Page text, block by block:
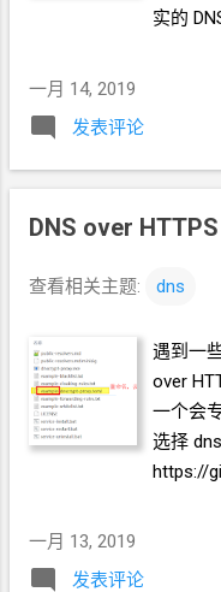
实的
一次为
需要点
件 * 注
也是一
（IP
格随便
览器吧！
一月 14, 2019
发表评论
DNS over
查看相关主题: dns
遇到一
over
一个会
选择
https://
一月 13, 2019
发表评论